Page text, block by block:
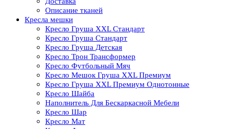
Описание тканей
Кресла мешки
Кресло Груша XXL Стандарт
Кресло Груша Cтандарт
Кресло Груша Детская
Кресло Трон Трансформер
Кресло Футбольный Мяч
Кресло Мешок Груша XXL Премиум
Кресло Груша XXL Премиум Однотонные
Кресло Шайба
Наполнитель Для Бескаркасной Мебели
Кресло Шар
Кресло Мат